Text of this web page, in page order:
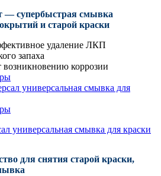
— супербыстрая смывка
и старой краски
удаление ЛКП
запаха
возникновению коррозии
универсальная смывка для краски
для снятия старой краски,